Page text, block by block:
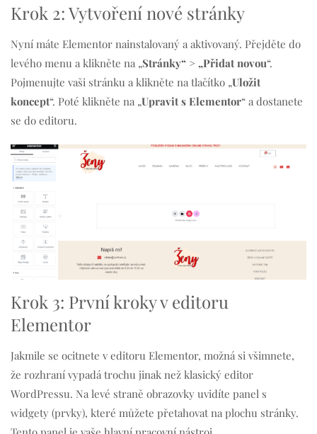
Krok 2: Vytvoření nové stránky
Nyní máte Elementor nainstalovaný a aktivovaný. Přejděte do
levého menu a klikněte na „Stránky“ > „Přidat novou“.
Pojmenujte vaši stránku a klikněte na tlačítko „Uložit
koncept“. Poté klikněte na „Upravit s Elementor“ a dostanete
se do editoru.
Krok 3: První kroky v editoru
Elementor
Jakmile se ocitnete v editoru Elementor, možná si všimnete,
že rozhraní vypadá trochu jinak než klasický editor
WordPressu. Na levé straně obrazovky uvidíte panel s
widgety (prvky), které můžete přetahovat na plochu stránky.